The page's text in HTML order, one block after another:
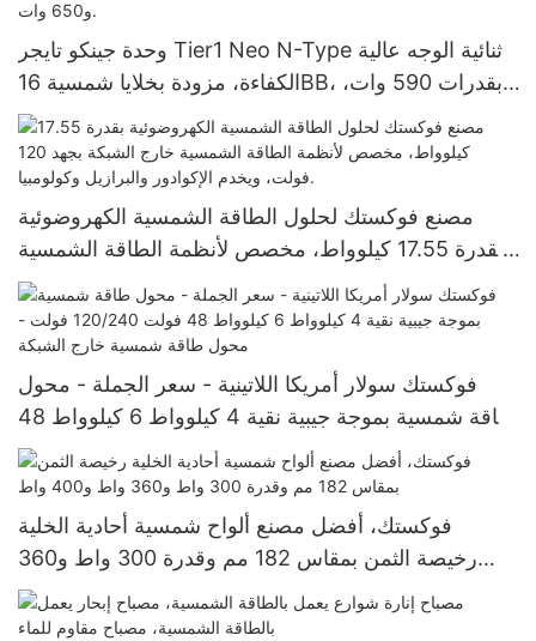
وحدة جينكو تايجر Tier1 Neo N-Type ثنائية الوجه عالية
الكفاءة، مزودة بخلايا شمسية 16BB، بقدرات 590 وات،
620 وات، 630 وات، و650 وات.
مصنع فوكستك لحلول الطاقة الشمسية الكهروضوئية
بقدرة 17.55 كيلوواط، مخصص لأنظمة الطاقة الشمسية
خارج الشبكة بجهد 120 فولت، ويخدم الإكوادور والبرازيل
وكولومبيا.
فوكستك سولار أمريكا اللاتينية - سعر الجملة - محول
طاقة شمسية بموجة جيبية نقية 4 كيلوواط 6 كيلوواط 48
فولت 120/240 فولت - محول طاقة شمسية خارج
الشبكة
فوكستك، أفضل مصنع ألواح شمسية أحادية الخلية
رخيصة الثمن بمقاس 182 مم وقدرة 300 واط و360
واط و400 واط